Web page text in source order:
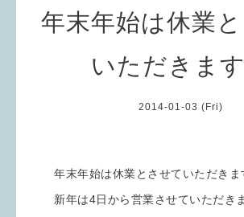
年末年始は休業
いただきます
2014-01-03 (Fri)
年末年始は休業とさせていただきま
新年は4日から営業させていただき